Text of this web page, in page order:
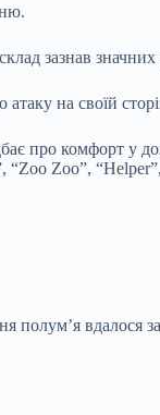
зазнав
на своїй
про комфорт у
Zoo”,
вдалося